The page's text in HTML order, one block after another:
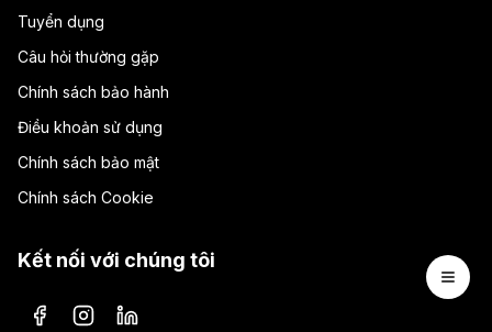
Tuyển dụng
Câu hỏi thường gặp
Chính sách bảo hành
Điều khoản sử dụng
Chính sách bảo mật
Chính sách Cookie
Kết nối với chúng tôi
Facebook
InstagramLinkedIn